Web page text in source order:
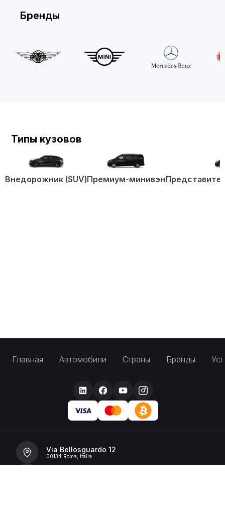
Бренды
Типы кузовов
Внедорожник (SUV)Премиум-минивэн
Главная Автомобили Страны Бренды
Via Bellosguardo 12
00134 Roma, Italia